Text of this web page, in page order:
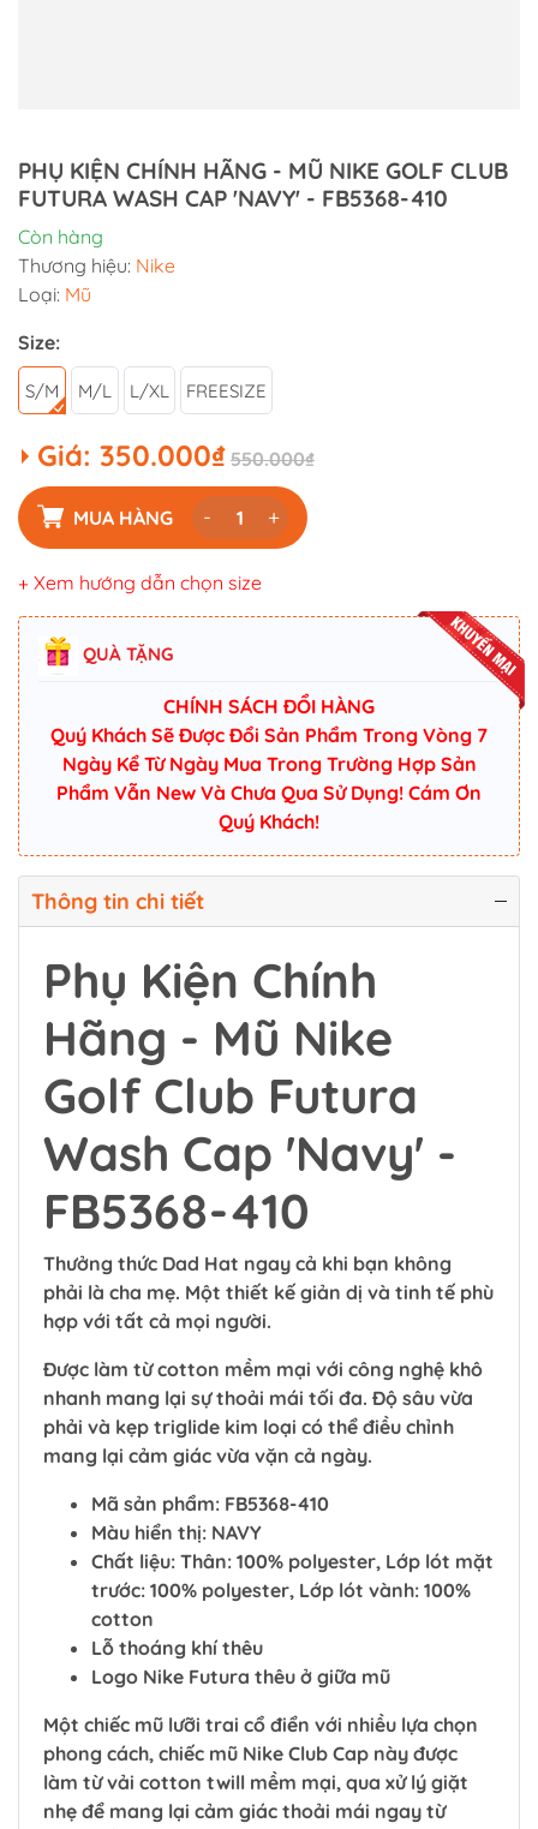
PHỤ KIỆN CHÍNH HÃNG - MŨ NIKE GOLF CLUB
FUTURA WASH CAP 'NAVY' - FB5368-410
Còn hàng
Thương hiệu: Nike
Loại: Mũ
Size:
S/M M/L L/XL FREESIZE
Giá: 350.000₫ 550.000₫
MUA HÀNG - +
+ Xem hướng dẫn chọn size
QUÀ TẶNG
CHÍNH SÁCH ĐỔI HÀNG
Quý Khách Sẽ Được Đổi Sản Phẩm Trong Vòng 7
Ngày Kể Từ Ngày Mua Trong Trường Hợp Sản
Phẩm Vẫn New Và Chưa Qua Sử Dụng! Cám Ơn
Quý Khách!
Thông tin chi tiết
Phụ Kiện Chính
Hãng - Mũ Nike
Golf Club Futura
Wash Cap 'Navy' -
FB5368-410
Thưởng thức Dad Hat ngay cả khi bạn không
phải là cha mẹ. Một thiết kế giản dị và tinh tế phù
hợp với tất cả mọi người.
Được làm từ cotton mềm mại với công nghệ khô
nhanh mang lại sự thoải mái tối đa. Độ sâu vừa
phải và kẹp triglide kim loại có thể điều chỉnh
mang lại cảm giác vừa vặn cả ngày.
Mã sản phẩm: FB5368-410
Màu hiển thị: NAVY
Chất liệu: Thân: 100% polyester, Lớp lót mặt
trước: 100% polyester, Lớp lót vành: 100%
cotton
Lỗ thoáng khí thêu
Logo Nike Futura thêu ở giữa mũ
Một chiếc mũ lưỡi trai cổ điển với nhiều lựa chọn
phong cách, chiếc mũ Nike Club Cap này được
làm từ vải cotton twill mềm mại, qua xử lý giặt
nhẹ để mang lại cảm giác thoải mái ngay từ